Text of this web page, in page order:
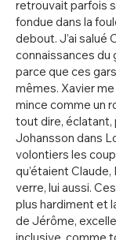
retrouvait parfois
fondue dans la
debout. J’ai salué
connaissances du
parce que ces
mêmes. Xavier
mince comme un
tout dire, éclatant,
Johansson dans
volontiers les
qu’étaient
verre, lui aussi.
plus hardiment et
de Jérôme,